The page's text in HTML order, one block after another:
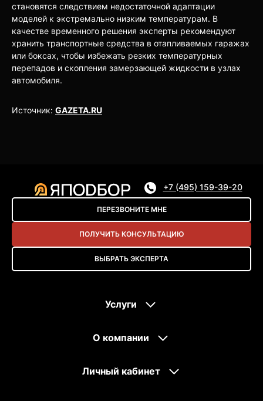
становятся следствием недостаточной адаптации
моделей к экстремально низким температурам. В
качестве временного решения эксперты рекомендуют
хранить транспортные средства в отапливаемых гаражах
или боксах, чтобы избежать резких температурных
перепадов и скопления замерзающей жидкости в узлах
автомобиля.
Источник: GAZETA.RU
+7 (495) 159-39-20
ПЕРЕЗВОНИТЕ МНЕ
ПОЛУЧИТЬ КОНСУЛЬТАЦИЮ
ВЫБРАТЬ ЭКСПЕРТА
Услуги
О компании
Личный кабинет